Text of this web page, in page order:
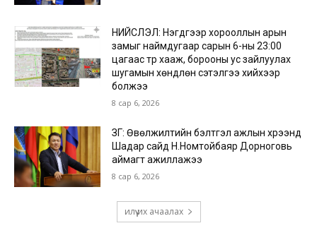
НИЙСЛЭЛ: Нэгдүгээр хорооллын арын
замыг наймдугаар сарын 6-ны 23:00
цагаас түр хааж, борооны ус зайлуулах
шугамын хөндлөн сэтэлгээ хийхээр
болжээ
8 сар 6, 2026
ЗГ: Өвөлжилтийн бэлтгэл ажлын хүрээнд
Шадар сайд Н.Номтойбаяр Дорноговь
аймагт ажиллажээ
8 сар 6, 2026
илүү их ачаалах